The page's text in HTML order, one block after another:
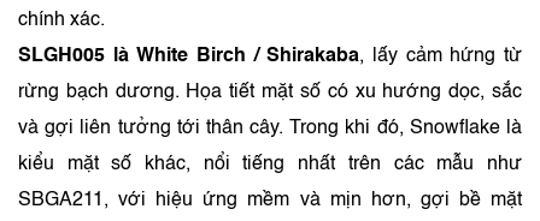
chính xác.
SLGH005 là White Birch / Shirakaba, lấy cảm hứng từ
rừng bạch dương. Họa tiết mặt số có xu hướng dọc, sắc
và gợi liên tưởng tới thân cây. Trong khi đó, Snowflake là
kiểu mặt số khác, nổi tiếng nhất trên các mẫu như
SBGA211, với hiệu ứng mềm và mịn hơn, gợi bề mặt